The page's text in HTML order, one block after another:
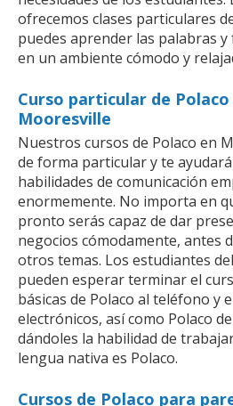
ofrecemos clases particulares
puedes aprender las palabras y
en un ambiente cómodo y
Curso particular de
Mooresville
Nuestros cursos de Polaco en
de forma particular y te
habilidades de comunicación
enormemente. No importa en
pronto serás capaz de dar
negocios cómodamente, antes
otros temas. Los estudiantes
pueden esperar terminar el
básicas de Polaco al teléfono y
electrónicos, así como Polaco
dándoles la habilidad de
lengua nativa es Polaco.
Cursos de Polaco para